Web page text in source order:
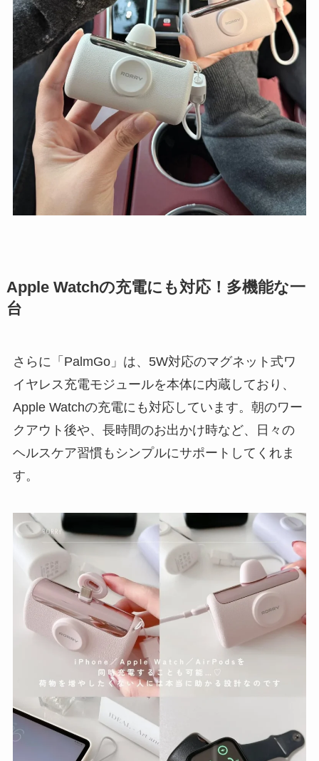
Apple Watchの充電にも対応！多機能な一
台
さらに「PalmGo」は、5W対応のマグネット式ワ
イヤレス充電モジュールを本体に内蔵しており、
Apple Watchの充電にも対応しています。朝のワー
クアウト後や、長時間のお出かけ時など、日々の
ヘルスケア習慣もシンプルにサポートしてくれま
す。